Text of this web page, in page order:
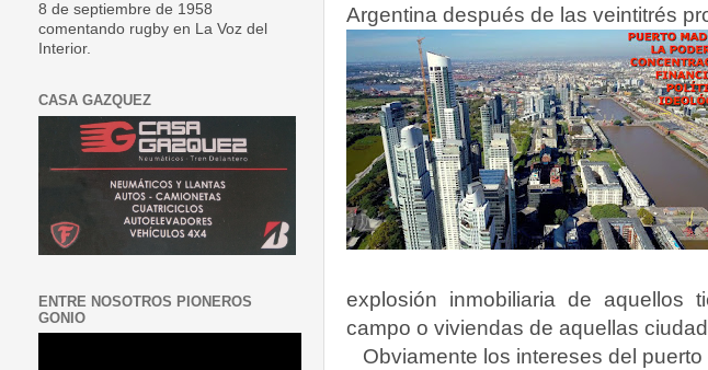
Argentina después de las veintitrés
explosión inmobiliaria de aquellos
campo o viviendas de aquellas
Obviamente los intereses del
8 de septiembre de 1958
comentando rugby en La Voz del
Interior.
CASA GAZQUEZ
ENTRE NOSOTROS PIONEROS
GONIO